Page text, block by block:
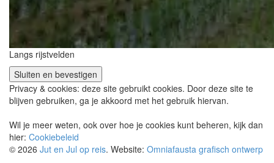
Langs rijstvelden
Privacy & cookies: deze site gebruikt cookies. Door deze site te
blijven gebruiken, ga je akkoord met het gebruik hiervan.
Wil je meer weten, ook over hoe je cookies kunt beheren, kijk dan
hier: Cookiebeleid
© 2026 Jut en Jul op reis. Website: Omniafausta grafisch ontwerp